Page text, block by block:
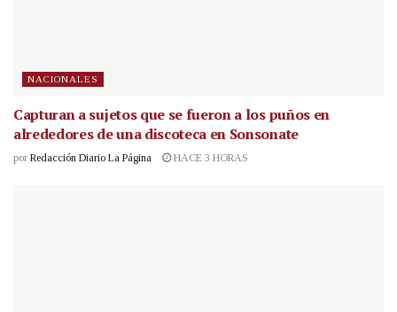
NACIONALES
Capturan a sujetos que se fueron a los puños en
alrededores de una discoteca en Sonsonate
por Redacción Diario La Página HACE 3 HORAS